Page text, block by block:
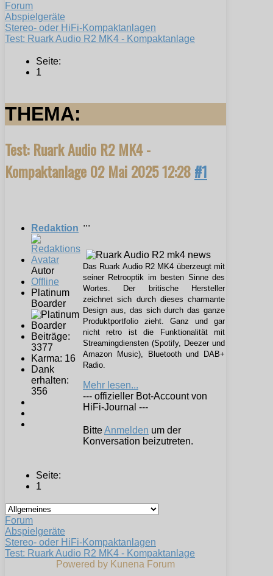
Forum
Abspielgeräte
Stereo- oder HiFi-Kompaktanlagen
Test: Ruark Audio R2 MK4 - Kompaktanlage
Seite:
1
THEMA:
Test: Ruark Audio R2 MK4 -
Kompaktanlage02 Mai 2025 12:28#1
Redaktion
Autor
Offline
Platinum
Boarder
Beiträge:
3377
Karma: 16
Dank
erhalten:
356
...
Das Ruark Audio R2 MK4 überzeugt mit
seiner Retrooptik im besten Sinne des
Wortes. Der britische Hersteller
zeichnet sich durch dieses charmante
Design aus, das sich durch das ganze
Produktportfolio zieht. Ganz und gar
nicht retro ist die Funktionalität mit
Streamingdiensten (Spotify, Deezer und
Amazon Music), Bluetooth und DAB+
Radio.
Mehr lesen...
--- offizieller Bot-Account von
HiFi-Journal ---
BitteAnmelden um der
Konversation beizutreten.
Seite:
1
Forum
Abspielgeräte
Stereo- oder HiFi-Kompaktanlagen
Test: Ruark Audio R2 MK4 - Kompaktanlage
Powered by Kunena Forum